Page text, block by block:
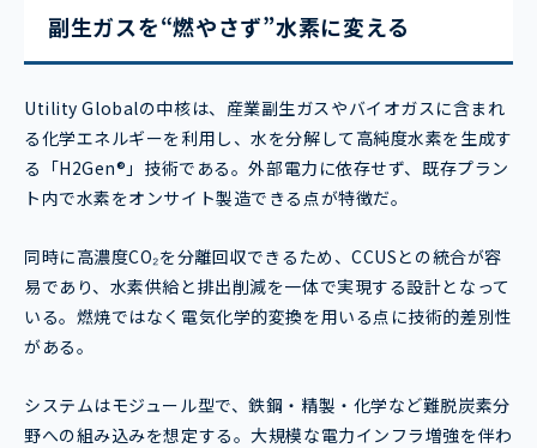
副生ガスを“燃やさず”水素に変える
Utility Globalの中核は、産業副生ガスやバイオガスに含まれ
る化学エネルギーを利用し、水を分解して高純度水素を生成す
る「H2Gen®」技術である。外部電力に依存せず、既存プラン
ト内で水素をオンサイト製造できる点が特徴だ。
同時に高濃度CO₂を分離回収できるため、CCUSとの統合が容
易であり、水素供給と排出削減を一体で実現する設計となって
いる。燃焼ではなく電気化学的変換を用いる点に技術的差別性
がある。
システムはモジュール型で、鉄鋼・精製・化学など難脱炭素分
野への組み込みを想定する。大規模な電力インフラ増強を伴わ